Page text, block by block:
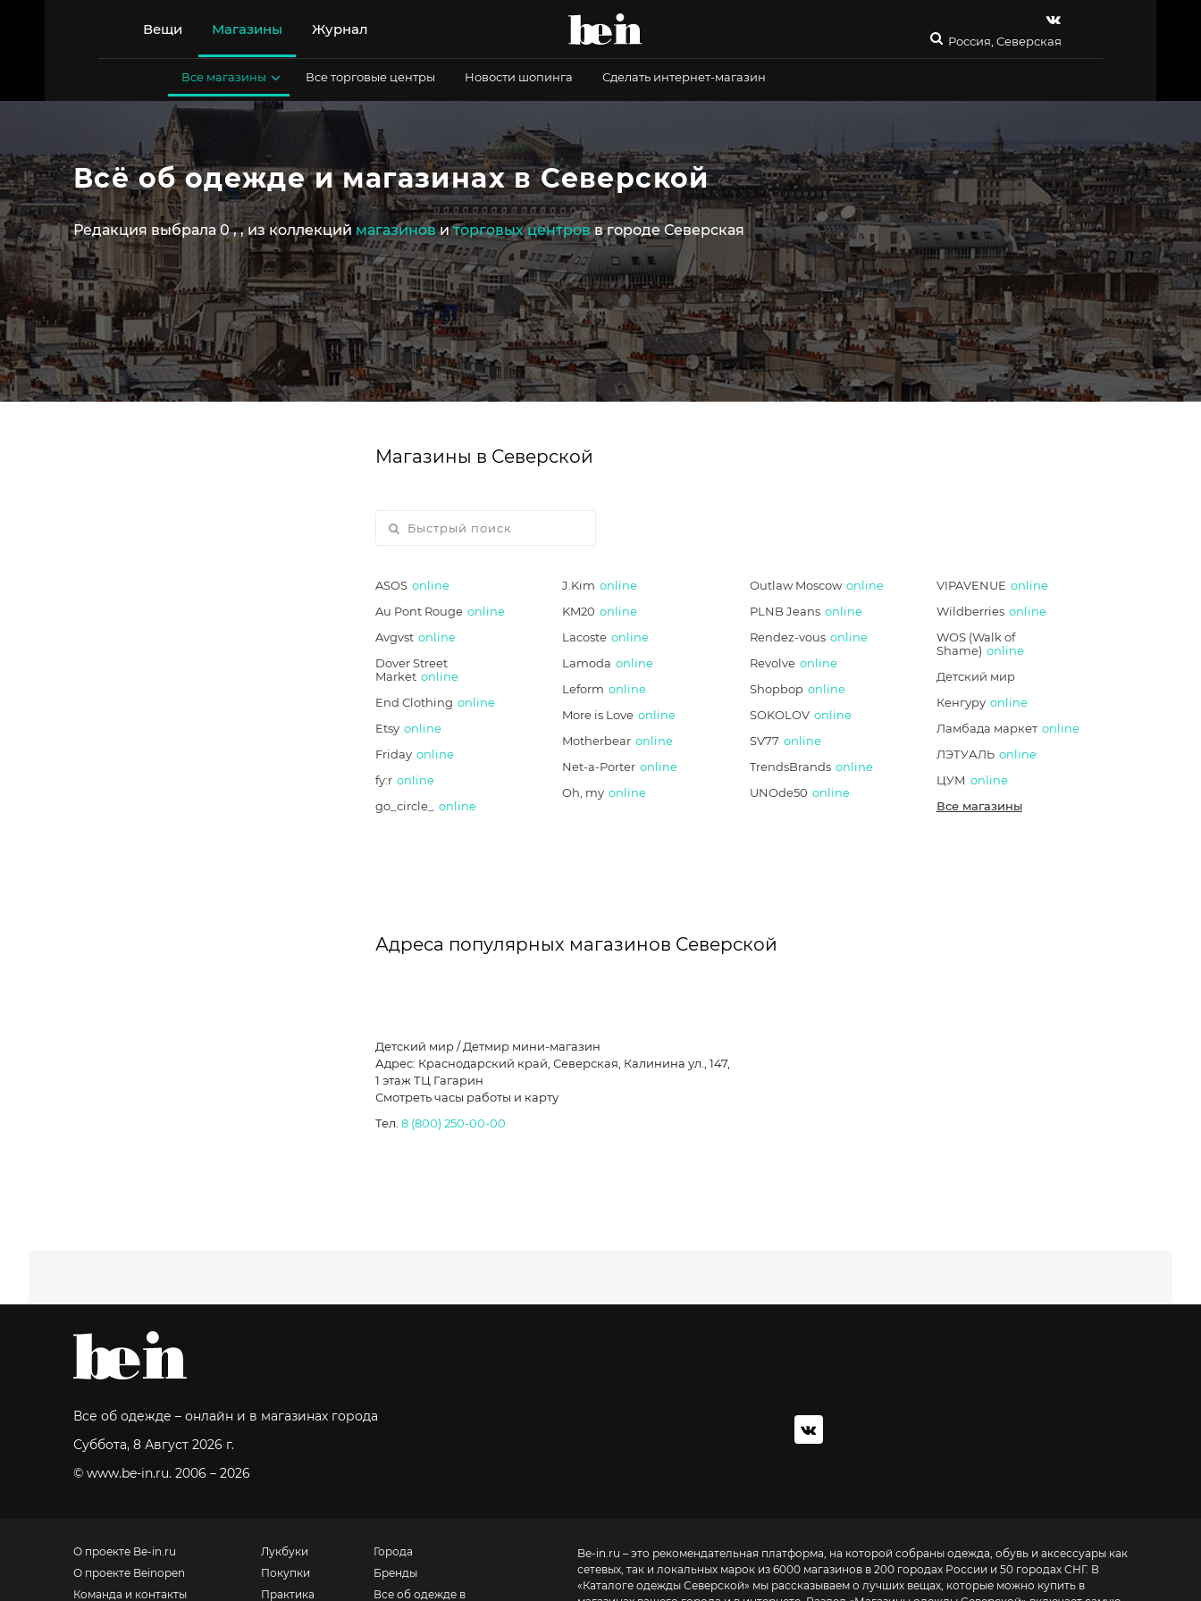
Вещи Магазины Журнал
Россия, Северская
Все магазины Все торговые центры Новости шопинга Сделать интернет-магазин
Всё об одежде и магазинах в Северской
Редакция выбрала 0,, из коллекций магазиновиторговых центровв городе Северская
Магазины в Северской
ASOS online
Au Pont Rouge online
Avgvst online
Dover Street
Market online
End Clothing online
Etsy online
Friday online
fy:r online
go_circle_
online
J.Kim online
KM20 online
Lacoste online
Lamoda online
Leform online
More is Love online
Motherbear online
Net-a-Porter online
Oh, my online
Outlaw Moscow online
PLNB Jeans online
Rendez-vous online
Revolve online
Shopbop online
SOKOLOV online
SV77 online
TrendsBrands online
UNOde50 online
VIPAVENUE online
Wildberries online
WOS (Walk of
Shame) online
Детский мир
Кенгуру online
Ламбада маркет online
ЛЭТУАЛЬ online
ЦУМ online
Все магазины
Адреса популярных магазинов Северской
Детский мир / Детмир мини-магазин
Адрес: Краснодарский край, Северская, Калинина ул., 147,
1 этаж ТЦ Гагарин
Смотреть часы работы и карту
Тел. 8 (800) 250-00-00
Все об одежде – онлайн и в магазинах города
Суббота, 8 Август 2026 г.
© www.be-in.ru. 2006 – 2026
О проекте Be-in.ru
О проекте Beinopen
Команда и контакты
Лукбуки
Покупки
Практика
Города
Бренды
Все об одежде в
Be-in.ru – это рекомендательная платформа, на которой собраны одежда, обувь и аксессуары как
сетевых, так и локальных марок из 6000 магазинов в 200 городах России и 50 городах СНГ. В
«Каталоге одежды Северской» мы рассказываем о лучших вещах, которые можно купить в